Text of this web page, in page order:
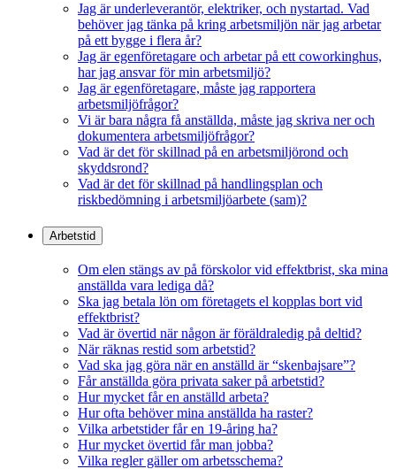
Jag är underleverantör, elektriker, och nystartad. Vad
behöver jag tänka på kring arbetsmiljön när jag arbetar
på ett bygge i flera år?
Jag är egenföretagare och arbetar på ett coworkinghus,
har jag ansvar för min arbetsmiljö?
Jag är egenföretagare, måste jag rapportera
arbetsmiljöfrågor?
Vi är bara några få anställda, måste jag skriva ner och
dokumentera arbetsmiljöfrågor?
Vad är det för skillnad på en arbetsmiljörond och
skyddsrond?
Vad är det för skillnad på handlingsplan och
riskbedömning i arbetsmiljöarbete (sam)?
Arbetstid
Om elen stängs av på förskolor vid effektbrist, ska mina
anställda vara lediga då?
Ska jag betala lön om företagets el kopplas bort vid
effektbrist?
Vad är övertid när någon är föräldraledig på deltid?
När räknas restid som arbetstid?
Vad ska jag göra när en anställd är “skenbajsare”?
Får anställda göra privata saker på arbetstid?
Hur mycket får en anställd arbeta?
Hur ofta behöver mina anställda ha raster?
Vilka arbetstider får en 19-åring ha?
Hur mycket övertid får man jobba?
Vilka regler gäller om arbetsschema?